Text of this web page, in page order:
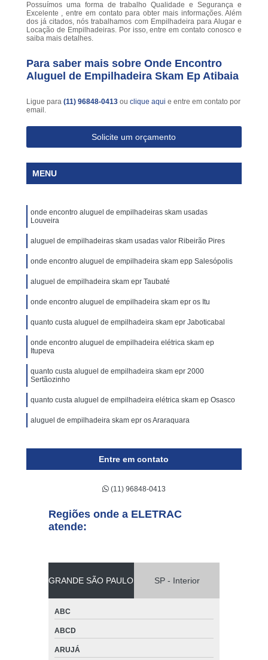
Possuímos uma forma de trabalho Qualidade e Segurança e
Excelente , entre em contato para obter mais informações. Além
dos já citados, nós trabalhamos com Empilhadeira para Alugar e
Locação de Empilhadeiras. Por isso, entre em contato conosco e
saiba mais detalhes.
Para saber mais sobre Onde Encontro
Aluguel de Empilhadeira Skam Ep Atibaia
Ligue para (11) 96848-0413 ou clique aqui e entre em contato por
email.
Solicite um orçamento
MENU
onde encontro aluguel de empilhadeiras skam usadas
Louveira
aluguel de empilhadeiras skam usadas valor Ribeirão Pires
onde encontro aluguel de empilhadeira skam epp Salesópolis
aluguel de empilhadeira skam epr Taubaté
onde encontro aluguel de empilhadeira skam epr os Itu
quanto custa aluguel de empilhadeira skam epr Jaboticabal
onde encontro aluguel de empilhadeira elétrica skam ep
Itupeva
quanto custa aluguel de empilhadeira skam epr 2000
Sertãozinho
quanto custa aluguel de empilhadeira elétrica skam ep Osasco
aluguel de empilhadeira skam epr os Araraquara
Entre em contato
(11) 96848-0413
Regiões onde a ELETRAC
atende:
GRANDE SÃO PAULO SP - Interior
ABC
ABCD
ARUJÁ